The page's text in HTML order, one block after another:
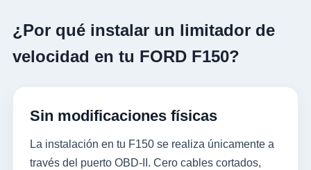
¿Por qué instalar un limitador de
velocidad en tu FORD F150?
Sin modificaciones físicas
La instalación en tu F150 se realiza únicamente a
través del puerto OBD-II. Cero cables cortados,